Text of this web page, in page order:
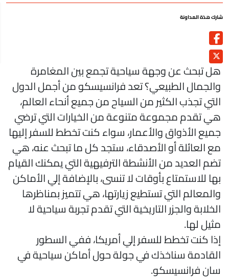
هذة المداونة
تبحث عن وجهة سياحية تجمع بين المغامرة
الطبيعي؟ تعد فرانسيسكو من أجمل الدول
تجذب الكثير من السياح من جميع أنحاء العالم،
تقدم مجموعة متنوعة من الخيارات التي ترضي
الأذواق والأعمار، سواء كنت تخطط للسفر إليها
العائلة أو الأصدقاء، ستجد كل ما تبحث عنه، هي
العديد من الأنشطة الترفيهية التي يمكنك القيام
للاستمتاع بأوقات لا تنسى، بالإضافة إلي الأماكن
التي تستطيع زيارتها، هي تتميز بمناظرها
والجزر التاريخية التي تقدم تجربة سياحية لا
لها.
كنت تخطط للسفر إلي أمريكا، ففي السطور
سناخذك في جولة حول أماكن سياحية في
فرانسيسكو.